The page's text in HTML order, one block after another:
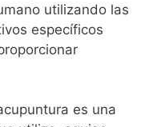
utilizando las
específicos
es una